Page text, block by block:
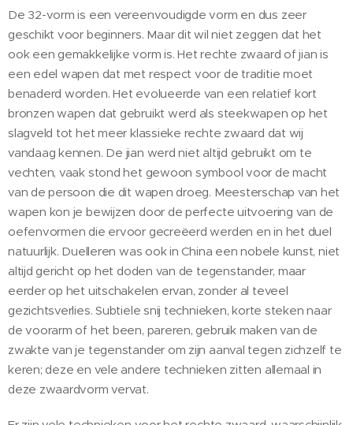
De 32-vorm is een vereenvoudigde vorm en dus zeer
geschikt voor beginners. Maar dit wil niet zeggen dat het
ook een gemakkelijke vorm is. Het rechte zwaard of jian is
een edel wapen dat met respect voor de traditie moet
benaderd worden. Het evolueerde van een relatief kort
bronzen wapen dat gebruikt werd als steekwapen op het
slagveld tot het meer klassieke rechte zwaard dat wij
vandaag kennen. De jian werd niet altijd gebruikt om te
vechten, vaak stond het gewoon symbool voor de macht
van de persoon die dit wapen droeg. Meesterschap van het
wapen kon je bewijzen door de perfecte uitvoering van de
oefenvormen die ervoor gecreëerd werden en in het duel
natuurlijk. Duelleren was ook in China een nobele kunst, niet
altijd gericht op het doden van de tegenstander, maar
eerder op het uitschakelen ervan, zonder al teveel
gezichtsverlies. Subtiele snij technieken, korte steken naar
de voorarm of het been, pareren, gebruik maken van de
zwakte van je tegenstander om zijn aanval tegen zichzelf te
keren; deze en vele andere technieken zitten allemaal in
deze zwaardvorm vervat.